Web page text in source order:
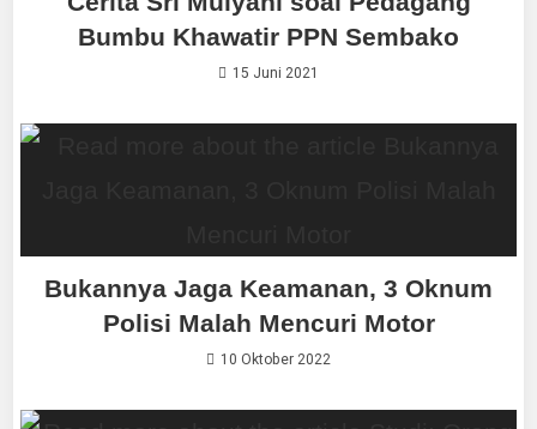
Bumbu Khawatir PPN Sembako
15 Juni 2021
Bukannya Jaga Keamanan, 3 Oknum
Polisi Malah Mencuri Motor
10 Oktober 2022